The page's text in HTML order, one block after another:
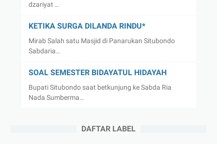
dzariyat …
KETIKA SURGA DILANDA RINDU*
Mirab Salah satu Masjid di Panarukan Situbondo
Sabdaria…
SOAL SEMESTER BIDAYATUL HIDAYAH
Bupati Situbondo saat betkunjung ke Sabda Ria
Nada Sumberma…
DAFTAR LABEL